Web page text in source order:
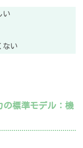
い
ない
の標準モデル：機